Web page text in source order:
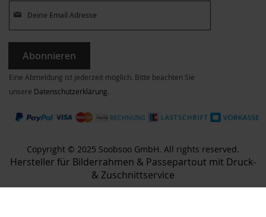
Abonnieren
Eine Abmeldung ist jederzeit möglich. Bitte beachten Sie
unsere Datenschutzerklärung.
Copyright © 2025 Soobsoo GmbH. All rights reserved.
Hersteller für Bilderrahmen & Passepartout mit Druck-
& Zuschnittservice